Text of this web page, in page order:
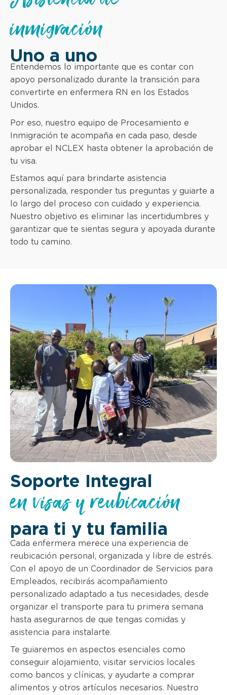
inmigración
Uno a uno
Entendemos lo importante que es contar con
apoyo personalizado durante la transición para
convertirte en enfermera RN en los Estados
Unidos.
Por eso, nuestro equipo de Procesamiento e
Inmigración te acompaña en cada paso, desde
aprobar el NCLEX hasta obtener la aprobación de
tu visa.
Estamos aquí para brindarte asistencia
personalizada, responder tus preguntas y guiarte a
lo largo del proceso con cuidado y experiencia.
Nuestro objetivo es eliminar las incertidumbres y
garantizar que te sientas segura y apoyada durante
todo tu camino.
Soporte Integral
en visas y reubicación
para ti y tu familia
Cada enfermera merece una experiencia de
reubicación personal, organizada y libre de estrés.
Con el apoyo de un Coordinador de Servicios para
Empleados, recibirás acompañamiento
personalizado adaptado a tus necesidades, desde
organizar el transporte para tu primera semana
hasta asegurarnos de que tengas comidas y
asistencia para instalarte.
Te guiaremos en aspectos esenciales como
conseguir alojamiento, visitar servicios locales
como bancos y clínicas, y ayudarte a comprar
alimentos y otros artículos necesarios. Nuestro